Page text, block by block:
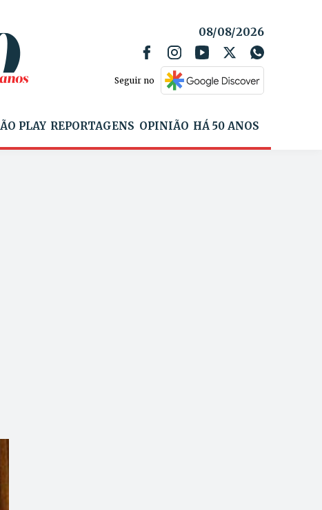
08/08/2026
Seguir no
PLAY REPORTAGENS OPINIÃO HÁ 50 ANOS